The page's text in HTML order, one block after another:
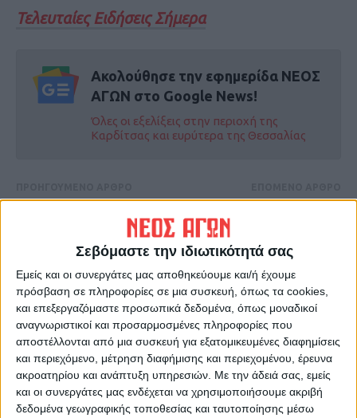
Σεβόμαστε την ιδιωτικότητά σας
Εμείς και οι συνεργάτες μας αποθηκεύουμε και/ή έχουμε
πρόσβαση σε πληροφορίες σε μια συσκευή, όπως τα cookies,
και επεξεργαζόμαστε προσωπικά δεδομένα, όπως μοναδικοί
αναγνωριστικοί και προσαρμοσμένες πληροφορίες που
αποστέλλονται από μια συσκευή για εξατομικευμένες διαφημίσεις
και περιεχόμενο, μέτρηση διαφήμισης και περιεχομένου, έρευνα
ακροατηρίου και ανάπτυξη υπηρεσιών. Με την άδειά σας, εμείς
και οι συνεργάτες μας ενδέχεται να χρησιμοποιήσουμε ακριβή
δεδομένα γεωγραφικής τοποθεσίας και ταυτοποίησης μέσω
Τελευταίες Ειδήσεις Σήμερα
Ακολούθησε την εφημερίδα ΝΕΟΣ
ΑΓΩΝ στο Google News!
Όλες οι εξελίξεις στην περιοχή της
Καρδίτσας και ευρύτερα της Θεσσαλίας
αποζημιώσεις ΕΛΓΑ ανά
ΝΕΟΣ ΑΓΩΝ